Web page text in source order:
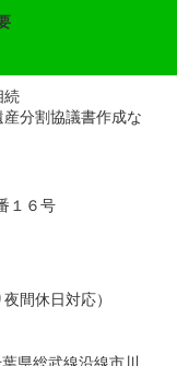
続
分割協議書作成な
１６号
間休日対応）